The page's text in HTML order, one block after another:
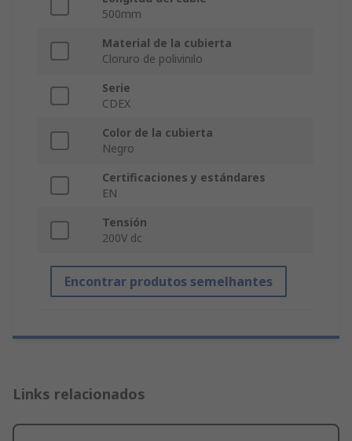
500mm
Material de la cubierta
Cloruro de polivinilo
Serie
CDEX
Color de la cubierta
Negro
Certificaciones y estándares
EN
Tensión
200V dc
Encontrar produtos semelhantes
Links relacionados